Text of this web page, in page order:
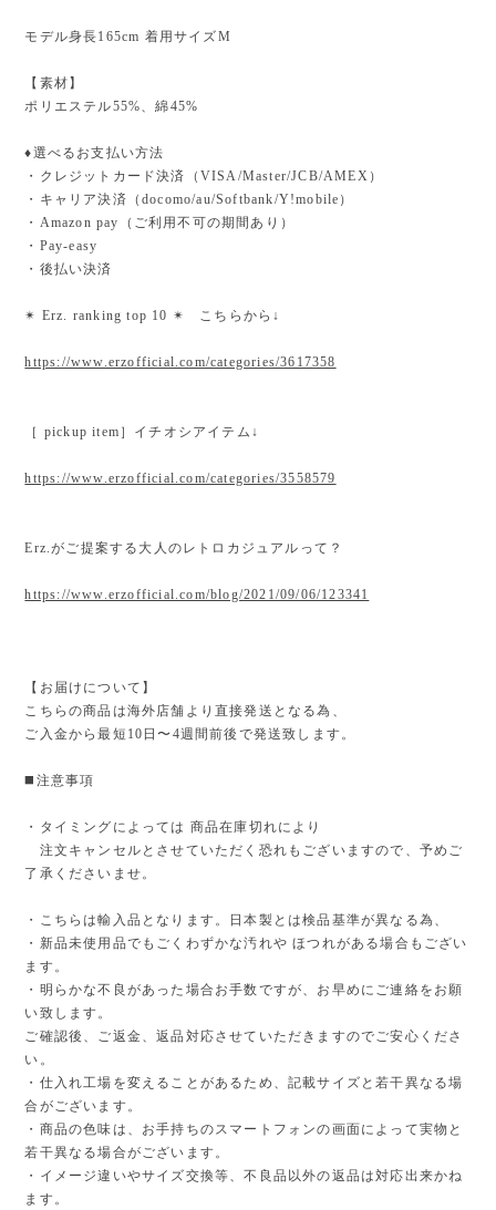
モデル身長165cm 着用サイズM
【素材】
ポリエステル55%、綿45%
♦︎選べるお支払い方法
・クレジットカード決済（VISA/Master/JCB/AMEX）
・キャリア決済（docomo/au/Softbank/Y!mobile）
・Amazon pay（ご利用不可の期間あり）
・Pay-easy
・後払い決済
✴︎ Erz. ranking top 10 ✴︎ こちらから↓
https://www.erzofficial.com/categories/3617358
［ pickup item］イチオシアイテム↓
https://www.erzofficial.com/categories/3558579
Erz.がご提案する大人のレトロカジュアルって？
https://www.erzofficial.com/blog/2021/09/06/123341
【お届けについて】
こちらの商品は海外店舗より直接発送となる為、
ご入金から最短10日〜4週間前後で発送致します。
◼️注意事項
・タイミングによっては 商品在庫切れにより
注文キャンセルとさせていただく恐れもございますので、予めご
了承くださいませ。
・こちらは輸入品となります。日本製とは検品基準が異なる為、
・新品未使用品でもごくわずかな汚れや ほつれがある場合もござい
ます。
・明らかな不良があった場合お手数ですが、お早めにご連絡をお願
い致します。
ご確認後、ご返金、返品対応させていただきますのでご安心くださ
い。
・仕入れ工場を変えることがあるため、記載サイズと若干異なる場
合がございます。
・商品の色味は、お手持ちのスマートフォンの画面によって実物と
若干異なる場合がございます。
・イメージ違いやサイズ交換等、不良品以外の返品は対応出来かね
ます。